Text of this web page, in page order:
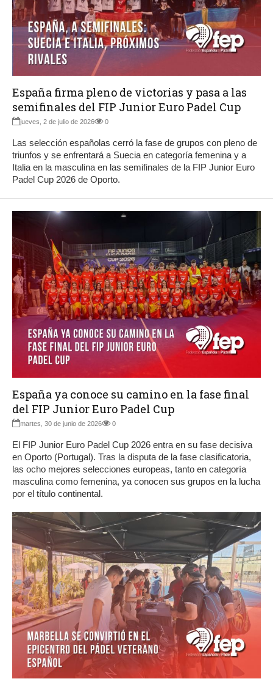
España firma pleno de victorias y pasa a las
semifinales del FIP Junior Euro Padel Cup
jueves, 2 de julio de 2026 0
Las selección españolas cerró la fase de grupos con pleno de
triunfos y se enfrentará a Suecia en categoría femenina y a
Italia en la masculina en las semifinales de la FIP Junior Euro
Padel Cup 2026 de Oporto.
España ya conoce su camino en la fase final
del FIP Junior Euro Padel Cup
martes, 30 de junio de 2026 0
El FIP Junior Euro Padel Cup 2026 entra en su fase decisiva
en Oporto (Portugal). Tras la disputa de la fase clasificatoria,
las ocho mejores selecciones europeas, tanto en categoría
masculina como femenina, ya conocen sus grupos en la lucha
por el título continental.